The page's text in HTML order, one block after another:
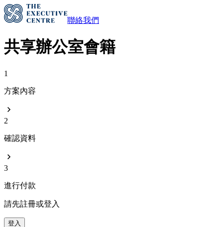
聯絡我們
共享辦公室會籍
1
方案內容
2
確認資料
3
進行付款
請先註冊或登入
登入